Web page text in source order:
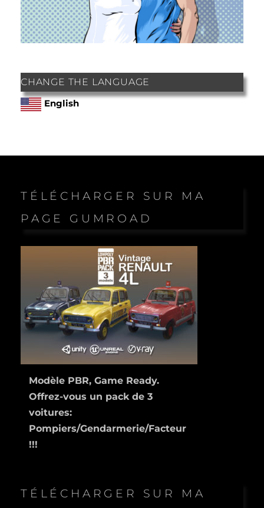
CHANGE THE LANGUAGE
English
TÉLÉCHARGER SUR MA
PAGE GUMROAD
Modèle PBR, Game Ready.
Offrez-vous un pack de 3
voitures:
Pompiers/Gendarmerie/Facteur
!!!
TÉLÉCHARGER SUR MA